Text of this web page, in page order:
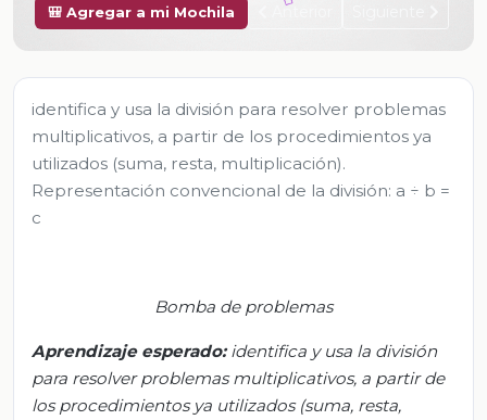
🎒 Agregar a mi Mochila Anterior
identifica y usa la división para resolver problemas
multiplicativos, a partir de los procedimientos ya
utilizados (suma, resta, multiplicación).
Representación convencional de la división: a ÷ b =
c
Bomba de problemas
Aprendizaje esperado: identifica y usa la división
para resolver problemas multiplicativos, a partir de
los procedimientos ya utilizados (suma, resta,